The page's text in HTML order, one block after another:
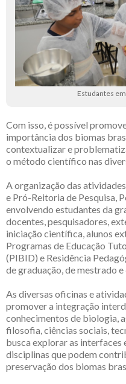
Estudantes
Com isso, é possível
importância dos biomas
contextualizar e
o método científico nas
A organização das
e Pró-Reitoria de Pesquisa,
envolvendo estudantes da
docentes, pesquisadores,
iniciação científica, alunos
Programas de Educação
(PIBID) e Residência
de graduação, de mestrado
As diversas oficinas e
promover a integração
conhecimentos de biologia,
filosofia, ciências sociais,
busca explorar as interfaces
disciplinas que podem
preservação dos biomas